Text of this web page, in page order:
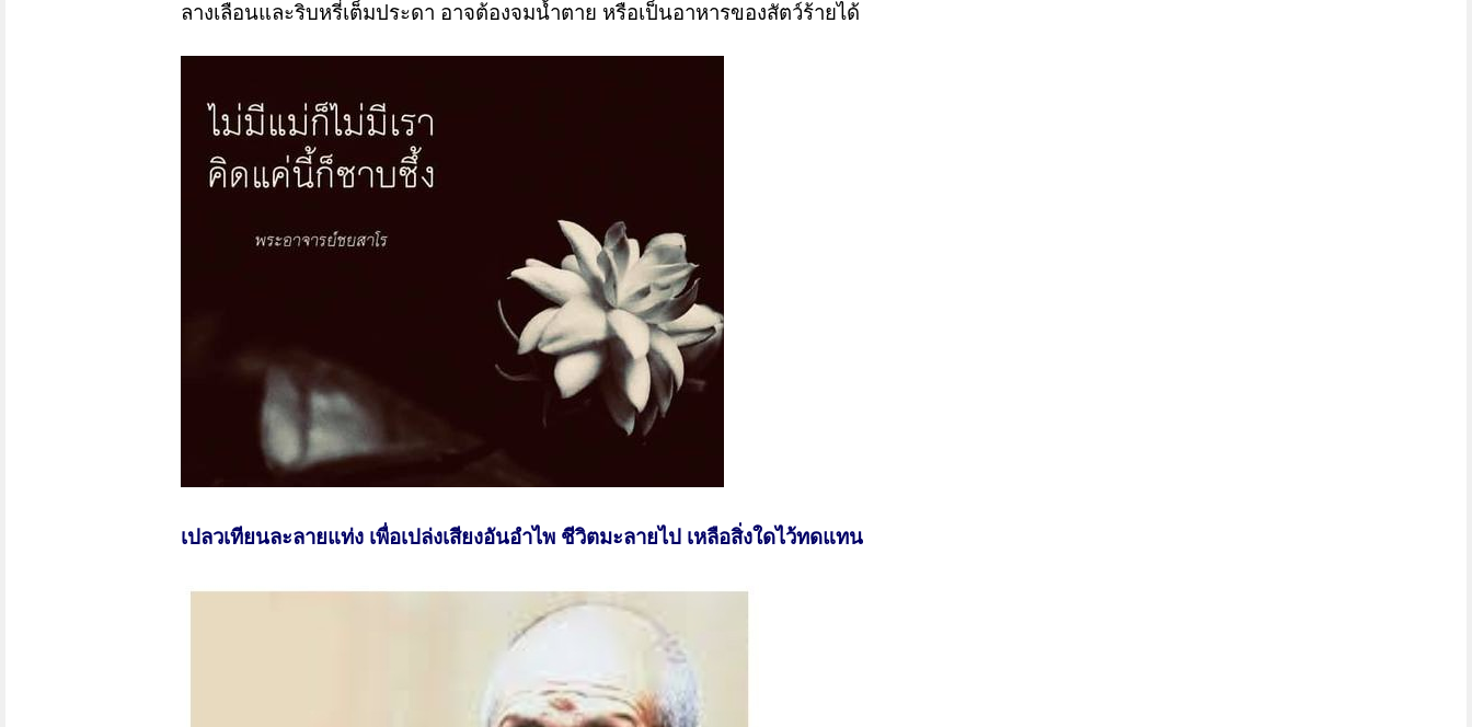
ลางเลือนและริบหรี่เต็มประดา อาจต้องจมน้ำตาย หรือเป็นอาหารของสัตว์ร้ายได้
เปลวเทียนละลายแท่ง เพื่อเปล่งเสียงอันอำไพ ชีวิตมะลายไป เหลือสิ่งใดไว้ทดแทน